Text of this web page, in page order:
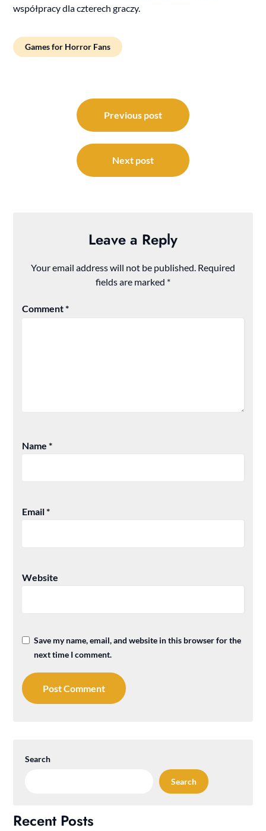
współpracy dla czterech graczy.
Games for Horror Fans
navigation
Previous post
Next post
Leave a Reply
Your email address will not be published. Required
fields are marked *
Comment*
Name*
Email*
Website
Save my name, email, and website in this browser for the
next time I comment.
Search
Search
Recent Posts